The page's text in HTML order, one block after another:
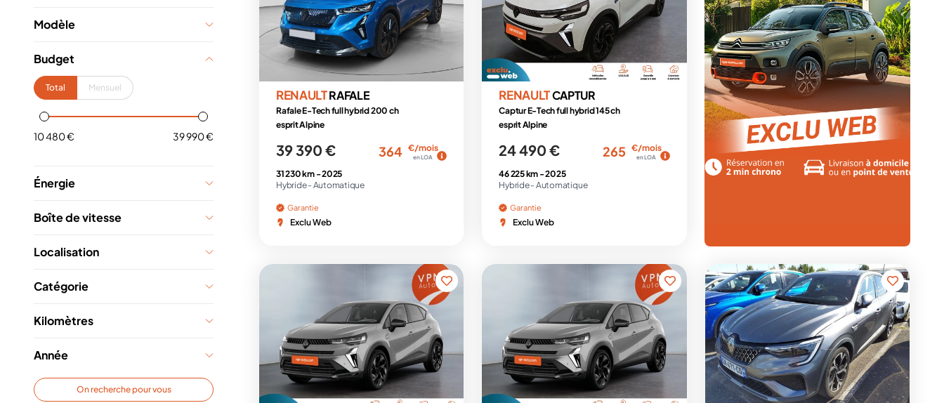
Modèle
Budget
Total Mensuel
10 480 € 39 990 €
Énergie
Boîte de vitesse
Localisation
Catégorie
Kilomètres
Année
On recherche pour vous
RENAULTRAFALE
Rafale E-Tech full hybrid 200 ch
esprit Alpine
39 390 € 364 €/mois
en LOA
31 230 km -2025
Hybride - Automatique
Garantie
Exclu Web
RENAULTCAPTUR
Captur E-Tech full hybrid 145 ch
esprit Alpine
24 490 € 265 €/mois
en LOA
46 225 km -2025
Hybride - Automatique
Garantie
Exclu Web